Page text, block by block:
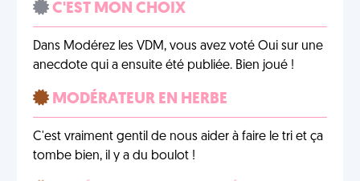
C'EST MON CHOIX
Dans Modérez les VDM, vous avez voté Oui sur une
anecdote qui a ensuite été publiée. Bien joué !
MODÉRATEUR EN HERBE
C'est vraiment gentil de nous aider à faire le tri et ça
tombe bien, il y a du boulot !